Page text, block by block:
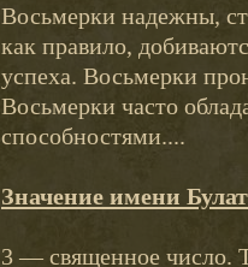
Восьмерки надежны,
как правило,
успеха. Восьмерки
Восьмерки часто
способностями....
Значение имени Булат
3 — священное число.